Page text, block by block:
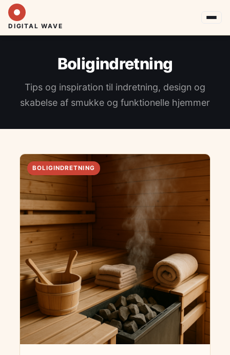
DIGITAL WAVE
Boligindretning
Tips og inspiration til indretning, design og
skabelse af smukke og funktionelle hjemmer
BOLIGINDRETNING